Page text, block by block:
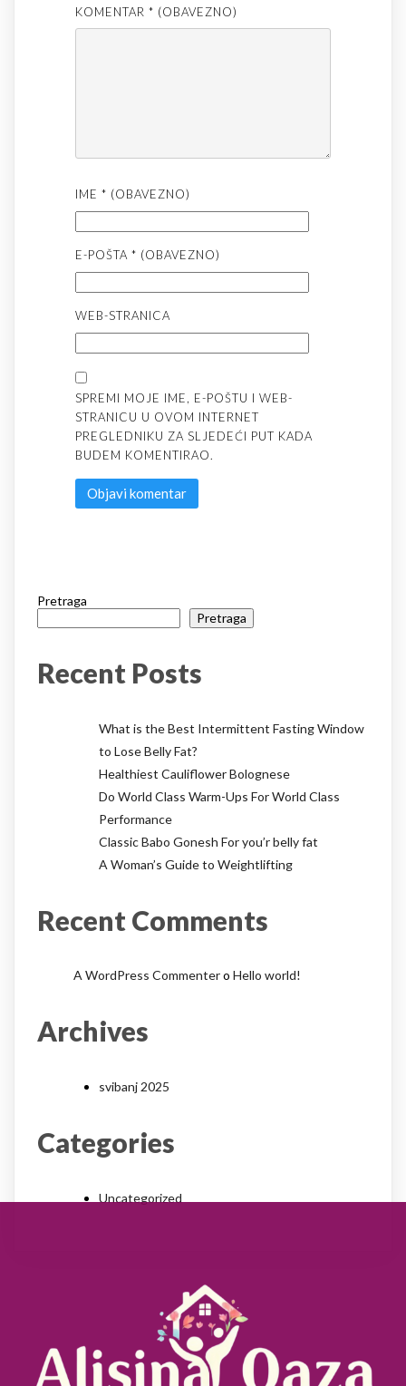
KOMENTAR * (OBAVEZNO)
IME * (OBAVEZNO)
E-POŠTA * (OBAVEZNO)
WEB-STRANICA
SPREMI MOJE IME, E-POŠTU I WEB-
STRANICU U OVOM INTERNET
PREGLEDNIKU ZA SLJEDEĆI PUT KADA
BUDEM KOMENTIRAO.
Pretraga
Pretraga
Recent Posts
What is the Best Intermittent Fasting Window
to Lose Belly Fat?
Healthiest Cauliflower Bolognese
Do World Class Warm-Ups For World Class
Performance
Classic Babo Gonesh For you’r belly fat
A Woman’s Guide to Weightlifting
Recent Comments
A WordPress Commentero Hello world!
Archives
svibanj 2025
Categories
Uncategorized